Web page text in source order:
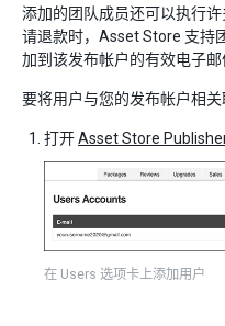
添加的团队成员还可以执行许
请退款时，Asset Store 支持
加到该发布帐户的有效电子邮
要将用户与您的发布帐户相关
打开Asset Store
在 Users 选项卡上添加用户